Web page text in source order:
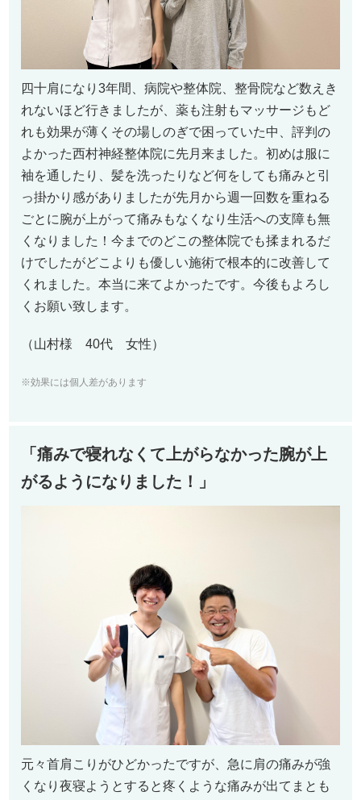
四十肩になり3年間、病院や整体院、整骨院など数えき
れないほど行きましたが、薬も注射もマッサージもど
れも効果が薄くその場しのぎで困っていた中、評判の
よかった西村神経整体院に先月来ました。初めは服に
袖を通したり、髪を洗ったりなど何をしても痛みと引
っ掛かり感がありましたが先月から週一回数を重ねる
ごとに腕が上がって痛みもなくなり生活への支障も無
くなりました！今までのどこの整体院でも揉まれるだ
けでしたがどこよりも優しい施術で根本的に改善して
くれました。本当に来てよかったです。今後もよろし
くお願い致します。
（山村様 40代 女性）
※効果には個人差があります
「痛みで寝れなくて上がらなかった腕が上
がるようになりました！」
元々首肩こりがひどかったですが、急に肩の痛みが強
くなり夜寝ようとすると疼くような痛みが出てまとも